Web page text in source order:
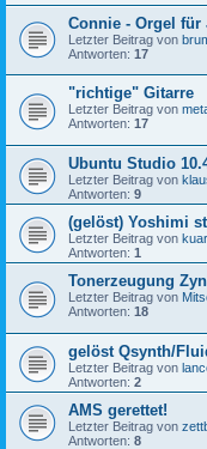
Connie - Orgel für
Letzter Beitrag von
Antworten: 17
"richtige" Gitarre
Letzter Beitrag von
Antworten: 17
Ubuntu Studio
Letzter Beitrag von
Antworten: 9
(gelöst) Yoshimi
Letzter Beitrag von
Antworten: 1
Tonerzeugung
Letzter Beitrag von
Antworten: 18
gelöst Qsynth/
Letzter Beitrag von
Antworten: 2
AMS gerettet!
Letzter Beitrag von
Antworten: 8